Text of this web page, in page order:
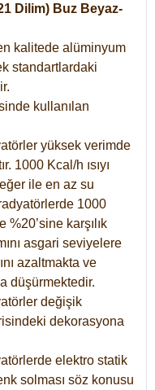
Dilim) Buz Beyaz-
kalitede alüminyum
standartlardaki
kullanılan
yüksek verimde
1000 Kcal/h ısıyı
ile en az su
1000
%20’sine karşılık
asgari seviyelere
azaltmakta ve
düşürmektedir.
değişik
dekorasyona
elektro statik
solması söz konusu